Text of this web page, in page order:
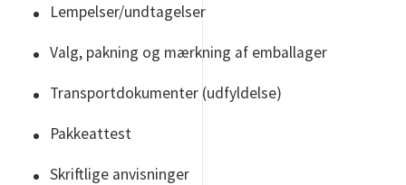
Lempelser/undtagelser
Valg, pakning og mærkning af emballager
Transportdokumenter (udfyldelse)
Pakkeattest
Skriftlige anvisninger